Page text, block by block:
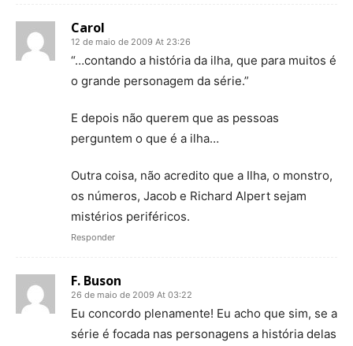
Carol
12 de maio de 2009 At 23:26
“…contando a história da ilha, que para muitos é
o grande personagem da série.”
E depois não querem que as pessoas
perguntem o que é a ilha…
Outra coisa, não acredito que a Ilha, o monstro,
os números, Jacob e Richard Alpert sejam
mistérios periféricos.
Responder
F. Buson
26 de maio de 2009 At 03:22
Eu concordo plenamente! Eu acho que sim, se a
série é focada nas personagens a história delas